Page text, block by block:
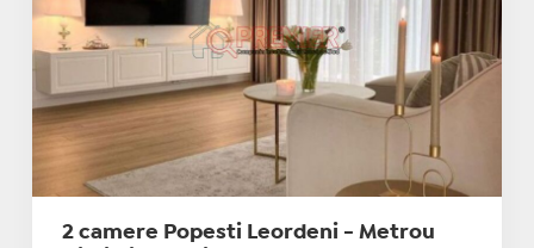
2 camere Popesti Leordeni - Metrou